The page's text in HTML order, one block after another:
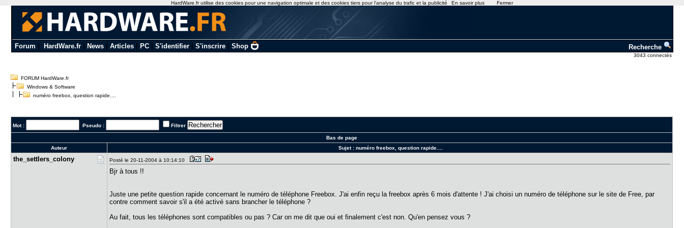
Forum HardWare.fr| News| Articles| PC| S'identifier| S'inscrire| Shop Recherche
3043 connectés
FORUM HardWare.fr
Windows & Software
numéro freebox, question rapide....
Mot : Pseudo : Filtrer
Bas de page
Auteur
Sujet :numéro freebox, question rapide....
the_settle​rs_colony Posté le 20-11-2004 à 10:14:10
Bjr à tous !!
Juste une petite question rapide concernant le numéro de téléphone Freebox. J'ai enfin reçu la freebox après 6 mois d'attente ! J'ai choisi un numéro de téléphone sur le site de Free, par
contre comment savoir s'il a été activé sans brancher le téléphone ?
Au fait, tous les téléphones sont compatibles ou pas ? Car on me dit que oui et finalement c'est non. Qu'en pensez vous ?
HardWare.fr utilise des cookies pour une navigation optimale et des cookies tiers pour l'analyse du trafic et la publicité En savoir plus Fermer